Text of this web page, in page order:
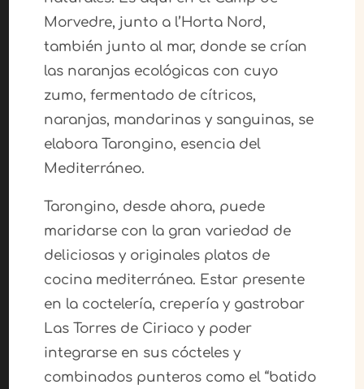
Morvedre, junto a l’Horta Nord,
también junto al mar, donde se crían
las naranjas ecológicas con cuyo
zumo, fermentado de cítricos,
naranjas, mandarinas y sanguinas, se
elabora Tarongino, esencia del
Mediterráneo.
Tarongino, desde ahora, puede
maridarse con la gran variedad de
deliciosas y originales platos de
cocina mediterránea. Estar presente
en la coctelería, crepería y gastrobar
Las Torres de Ciriaco y poder
integrarse en sus cócteles y
combinados punteros como el “batido